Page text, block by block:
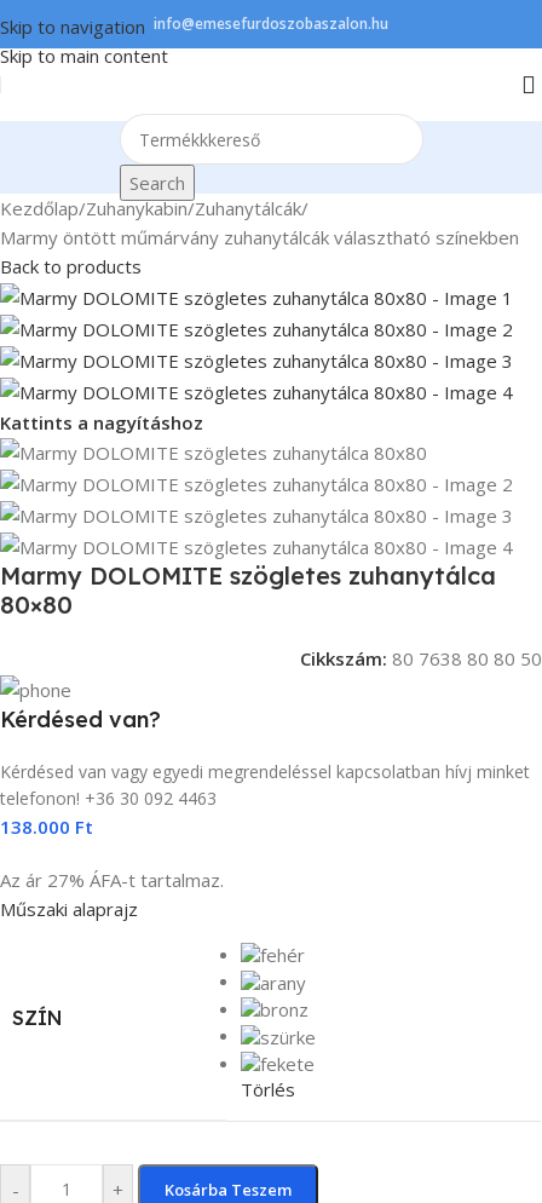
Skip to navigation
Skip to main content
info@emesefurdoszobaszalon.hu
Search
Kezdőlap/Zuhanykabin/Zuhanytálcák/
Marmy öntött műmárvány zuhanytálcák választható színekben
Back to products
Kattints a nagyításhoz
Marmy DOLOMITE szögletes zuhanytálca
80×80
Cikkszám: 80 7638 80 80 50
Kérdésed van?
Kérdésed van vagy egyedi megrendeléssel kapcsolatban hívj minket
telefonon! +36 30 092 4463
138.000 Ft
Az ár 27% ÁFA-t tartalmaz.
Műszaki alaprajz
SZÍN
Törlés
- + Kosárba Teszem